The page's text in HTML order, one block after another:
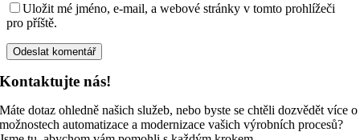
Uložit mé jméno, e-mail, a webové stránky v tomto prohlížeči
pro příště.
Kontaktujte nás!
Máte dotaz ohledně našich služeb, nebo byste se chtěli dozvědět více o
možnostech automatizace a modernizace vašich výrobních procesů?